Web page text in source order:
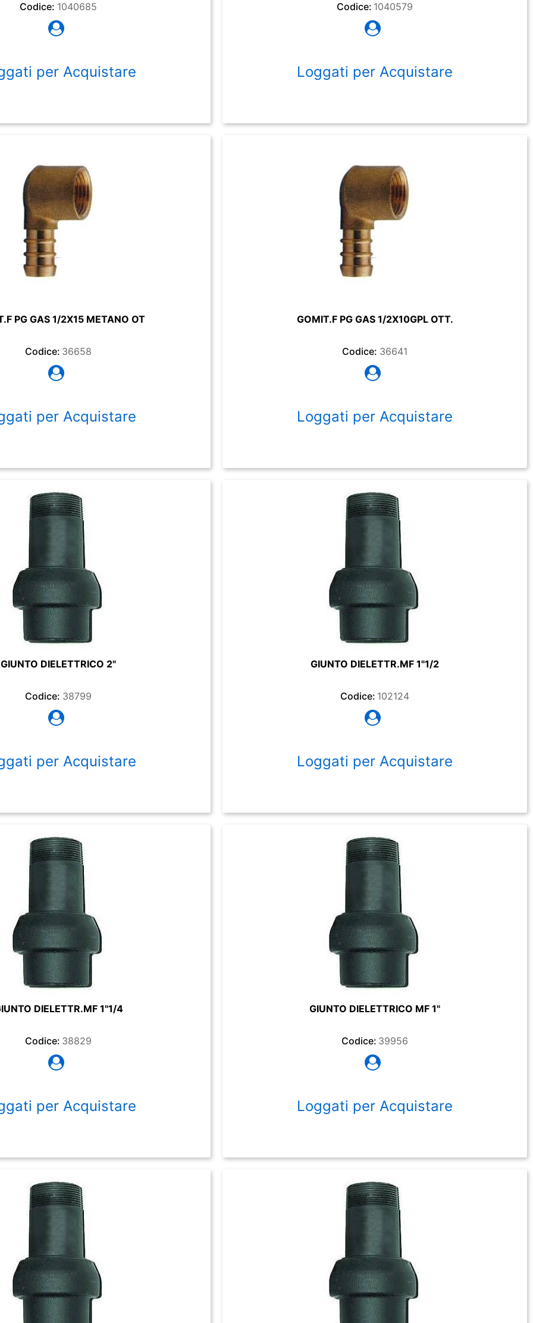
Codice: 1040685
per Acquistare
Codice: 1040579
Loggati per Acquistare
PG GAS 1/2X15 METANO OT
Codice: 36658
per Acquistare
GOMIT.F PG GAS 1/2X10GPL OTT.
Codice: 36641
Loggati per Acquistare
GIUNTO DIELETTRICO 2"
Codice: 38799
per Acquistare
GIUNTO DIELETTR.MF 1"1/2
Codice: 102124
Loggati per Acquistare
DIELETTR.MF 1"1/4
Codice: 38829
per Acquistare
GIUNTO DIELETTRICO MF 1"
Codice: 39956
Loggati per Acquistare